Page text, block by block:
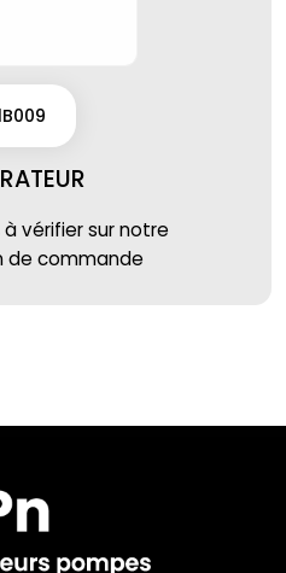
vérifier sur notre
de commande